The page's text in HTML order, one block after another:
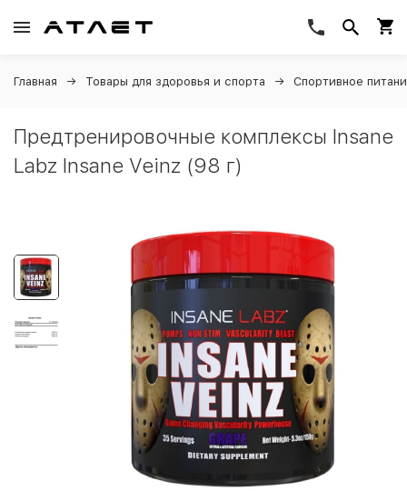
Главная Товары для здоровья и спорта Спортивное
Предтренировочные комплексы Insane
Labz Insane Veinz (98 г)